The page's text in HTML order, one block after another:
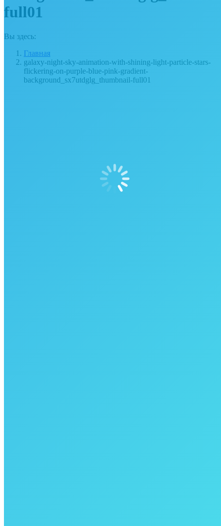
full01
Вы здесь:
Главная
galaxy-night-sky-animation-with-shining-light-particle-stars-
flickering-on-purple-blue-pink-gradient-
background_sx7utdglg_thumbnail-full01